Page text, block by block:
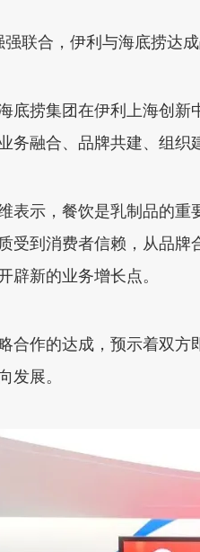
联合，伊利与海底捞达
底捞集团在伊利上海创
务融合、品牌共建、组
表示，餐饮是乳制品的
受到消费者信赖，从品
辟新的业务增长点。
合作的达成，预示着双
发展。